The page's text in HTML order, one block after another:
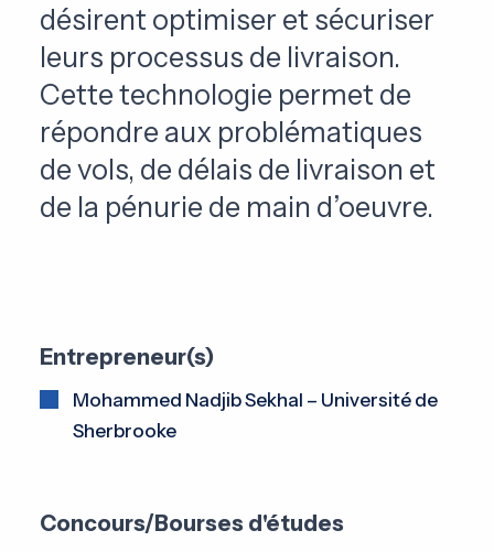
désirent optimiser et sécuriser
leurs processus de livraison.
Cette technologie permet de
répondre aux problématiques
de vols, de délais de livraison et
de la pénurie de main d’oeuvre.
Entrepreneur(s)
Mohammed Nadjib Sekhal – Université de
Sherbrooke
Concours/Bourses d'études